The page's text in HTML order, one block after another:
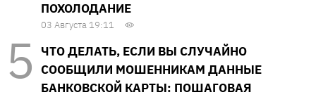
ПОХОЛОДАНИЕ
03 Августа 19:11
ЧТО ДЕЛАТЬ, ЕСЛИ ВЫ СЛУЧАЙНО
СООБЩИЛИ МОШЕННИКАМ ДАННЫЕ
БАНКОВСКОЙ КАРТЫ: ПОШАГОВАЯ